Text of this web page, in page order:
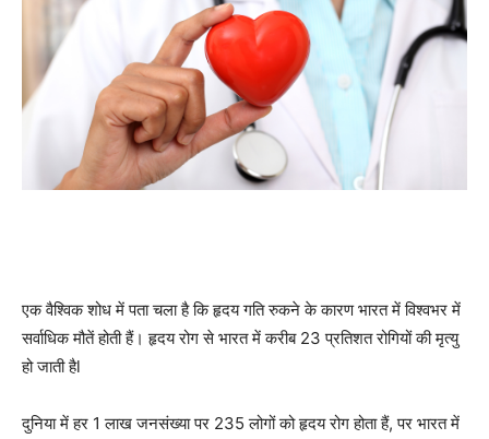
एक वैश्विक शोध में पता चला है कि हृदय गति रुकने के कारण भारत में विश्वभर में
सर्वाधिक मौतें होती हैं। हृदय रोग से भारत में करीब 23 प्रतिशत रोगियों की मृत्यु
हो जाती हैl
दुनिया में हर 1 लाख जनसंख्या पर 235 लोगों को हृदय रोग होता हैं, पर भारत में